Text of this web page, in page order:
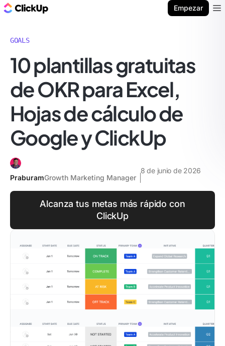
Empezar
GOALS
10 plantillas gratuitas
de OKR para Excel,
Hojas de cálculo de
Google y ClickUp
PraburamGrowth Marketing Manager
8 de junio de 2026
Alcanza tus metas más rápido con
ClickUp